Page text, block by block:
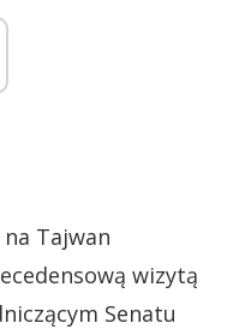
Tajwan
wizytą
Senatu